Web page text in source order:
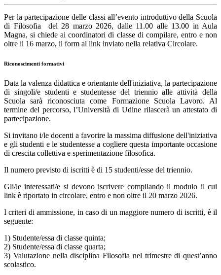
Per la partecipazione delle classi all’evento introduttivo della Scuola
di Filosofia del 28 marzo 2026, dalle 11.00 alle 13.00 in Aula
Magna, si chiede ai coordinatori di classe di compilare, entro e non
oltre il 16 marzo, il form al link inviato nella relativa Circolare.
Riconoscimenti formativi
Data la valenza didattica e orientante dell'iniziativa, la partecipazione
di singoli/e studenti e studentesse del triennio alle attività della
Scuola sarà riconosciuta come Formazione Scuola Lavoro. Al
termine del percorso, l’Università di Udine rilascerà unattestato di
partecipazione.
Si invitano i/le docenti a favorire la massima diffusione dell'iniziativa
e gli studenti e le studentesse a cogliere questa importante occasione
di crescita collettiva e sperimentazione filosofica.
Il numero previsto di iscritti è di 15 studenti/esse del triennio.
Gli/le interessati/e si devono iscrivere compilando il modulo il cui
link è riportato in circolare, entro e non oltre il 20 marzo 2026.
I criteri di ammissione, in caso di un maggiore numero di iscritti, èil
seguente:
1) Studente/essa di classe quinta;
2) Studente/essa di classe quarta;
3) Valutazione nella disciplina Filosofia nel trimestre di quest’anno
scolastico.